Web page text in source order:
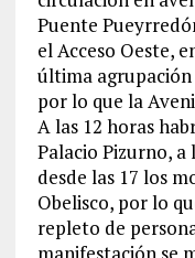
Puente
el Acceso Oeste,
última agrupación
por lo que la
A las 12 horas
Palacio Pizurno, a
desde las 17 los
Obelisco, por lo
repleto de